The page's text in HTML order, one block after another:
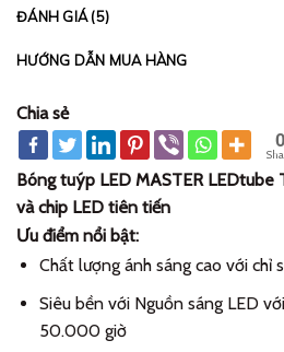
ĐÁNH GIÁ (5)
HƯỚNG DẪN MUA HÀNG
Chia sẻ
0
Bóng tuýp LED MASTER LEDtube
và chip LED tiên tiến
Ưu điểm nổi bật:
Chất lượng ánh sáng cao với chỉ
Siêu bền với Nguồn sáng LED
50.000 giờ